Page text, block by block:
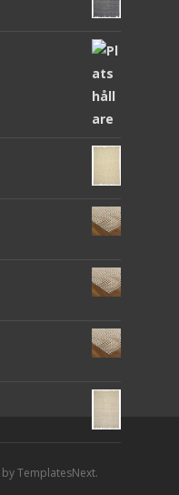
by TemplatesNext.